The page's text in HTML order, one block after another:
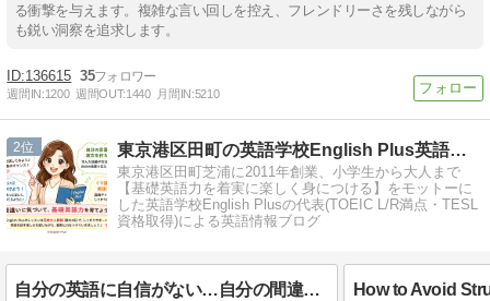
る衝撃を与えます。複雑な言い回しを控え、フレンドリーさを残しながら
も鋭い洞察を追求します。
136615 35
週間IN:1200 週間OUT:1440 月間IN:5210
2 東京港区田町の英語学校English Plus英語講師ブログ
東京港区田町芝浦に2011年創業、小学生から大人まで
【基礎英語力を着実に楽しく身につける】をモットーに
した英語学校English Plusの代表(TOEIC L/R満点・TESL
資格取得)による英語情報ブログ
自分の英語に自信がない…自分の間違いに自分で気づける基礎英語力をつける第一歩！English Plusレッスン受講生用2026年5月2週英語レッスンの復習